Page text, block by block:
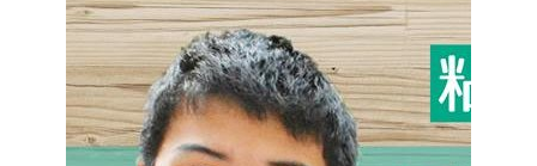
粘土職人よっちゃんワークショップ in 下妻